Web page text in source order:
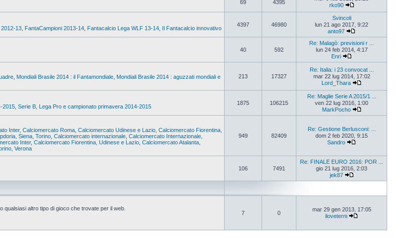
69 4395
rko90
13 FantaCampioni 2013-14 Fantacalcio Lega WLF 13-14 Il Fantacalcio innovativo
4397 46980
Svincoli
lun 21 ago 2017, 9:22
anto97
40 592
Re: Malagò: previsioni r ...
lun 24 feb 2014, 4:17
Enri
Mondiali Brasile 2014 : il Fantamondiale Mondiali Brasile 2014 : aguzzati mondiali e
213 17327
Re: Italia: i 23 convocat ...
mar 22 lug 2014, 17:02
Lord_Thara
2015 Serie B, Lega Pro e campionato primavera 2014-2015
1875 106215
Re: Maglie Serie A 2015/1 ...
ven 22 lug 2016, 1:00
MarkPocho
Inter, Calciomercato Roma Calciomercato Udinese e Lazio Calciomercato Fiorentina,
Siena, Torino Calciomercato internazionale Calciomercato Internazionale
Inter, Calciomercato Fiorentina, Udinese e Lazio Calciomercato Atalanta,
Verona
949 82409
Re: Gestione Berlusconi: ...
dom 2 feb 2020, 9:15
Sandro
106 7491
Re: FINALE EURO 2016: POR ...
gio 21 lug 2016, 2:03
jek87
altro tipo di gioco che trovate per il web.
7 0
mar 29 gen 2013, 17:05
iloveterni